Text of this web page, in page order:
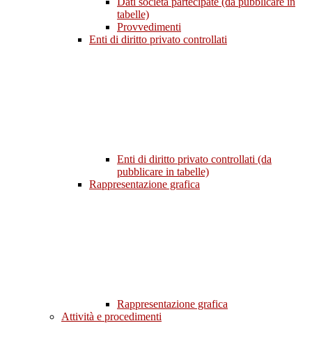
tabelle)
Provvedimenti
Enti di diritto privato controllati
Enti di diritto privato controllati (da
pubblicare in tabelle)
Rappresentazione grafica
Rappresentazione grafica
Attività e procedimenti